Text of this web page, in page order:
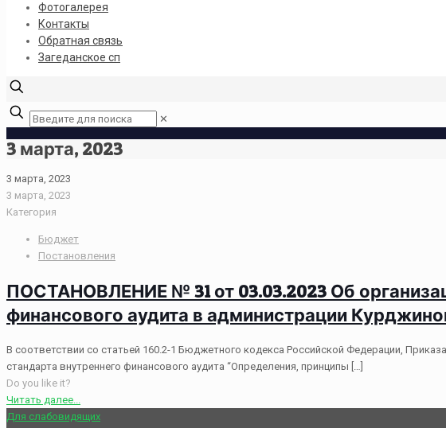
Фотогалерея
Контакты
Обратная связь
Загеданское сп
✕
3 марта, 2023
3 марта, 2023
3 марта, 2023
Категория
Бюджет
Постановления
ПОСТАНОВЛЕНИЕ № 31 от 03.03.2023 Об
финансового аудита в администрации
В соответствии со статьей 160.2-1 Бюджетного кодекса Российской Федерации,
стандарта внутреннего финансового аудита “Определения, принципы
Do you like it?
Читать далее...
Для слабовидящих